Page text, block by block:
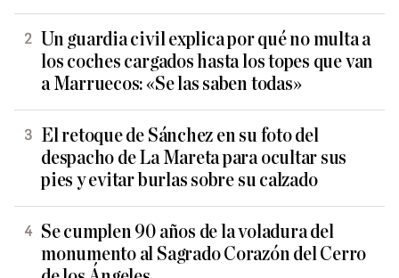
Un guardia civil explica por qué no multa a
los coches cargados hasta los topes que van
a Marruecos: «Se las saben todas»
El retoque de Sánchez en su foto del
despacho de La Mareta para ocultar sus
pies y evitar burlas sobre su calzado
Se cumplen 90 años de la voladura del
monumento al Sagrado Corazón del Cerro